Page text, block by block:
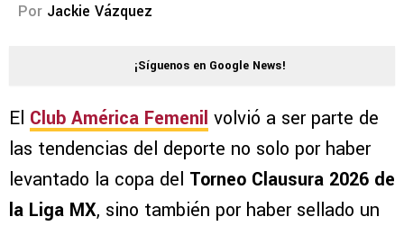
Por Jackie Vázquez
¡Síguenos en Google News!
El Club América Femenil volvió a ser parte de
las tendencias del deporte no solo por haber
levantado la copa del Torneo Clausura 2026 de
la Liga MX, sino también por haber sellado un